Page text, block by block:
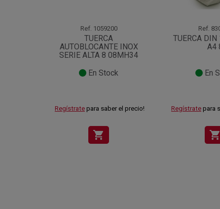
Ref. 1059200
TUERCA
AUTOBLOCANTE INOX
SERIE ALTA 8 08MH34
En Stock
Regístrate para saber el precio!
shopping_cart
Ref.
TUERCA
A4
En
Regístrate para
shopping_cart